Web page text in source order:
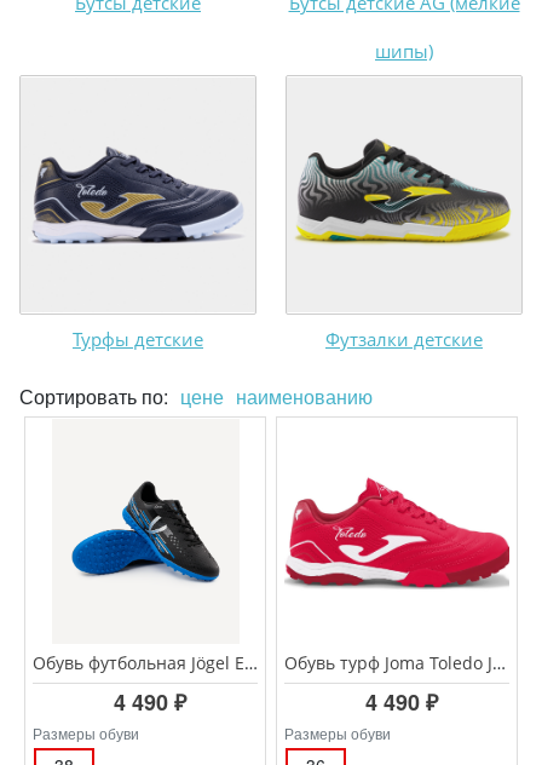
шипы)
Турфы детские Футзалки детские
Сортировать по: цене наименованию
Обувь футбольная Jögel Evofly TF Talant Black/blue
4 490 ₽
Размеры обуви
Обувь турф Joma Toledo JR TOJS.2606.TF
4 490 ₽
Размеры обуви